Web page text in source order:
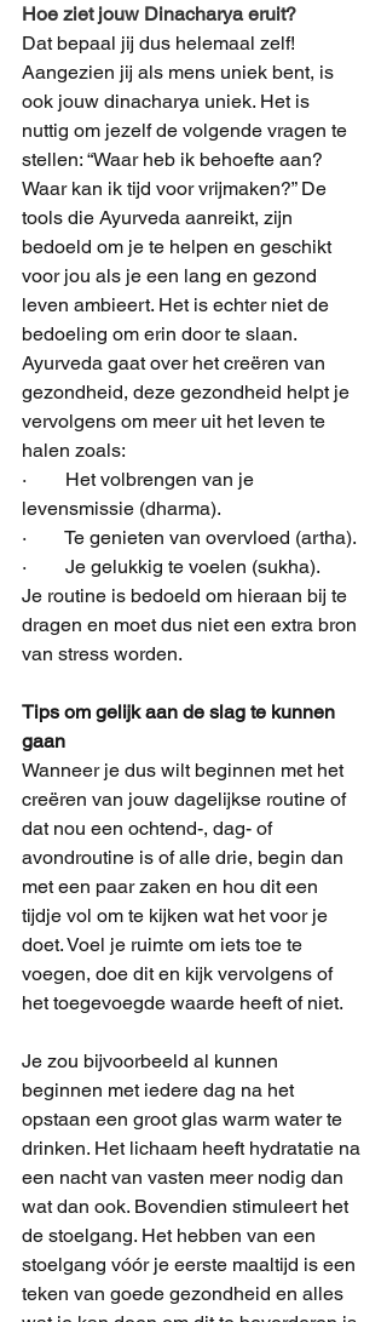
Hoe ziet jouw Dinacharya eruit?
Dat bepaal jij dus helemaal zelf!
Aangezien jij als mens uniek bent, is
ook jouw dinacharya uniek. Het is
nuttig om jezelf de volgende vragen te
stellen: “Waar heb ik behoefte aan?
Waar kan ik tijd voor vrijmaken?” De
tools die Ayurveda aanreikt, zijn
bedoeld om je te helpen en geschikt
voor jou als je een lang en gezond
leven ambieert. Het is echter niet de
bedoeling om erin door te slaan.
Ayurveda gaat over het creëren van
gezondheid, deze gezondheid helpt je
vervolgens om meer uit het leven te
halen zoals:
·        Het volbrengen van je
levensmissie (dharma).
·        Te genieten van overvloed (artha).
·        Je gelukkig te voelen (sukha).
Je routine is bedoeld om hieraan bij te
dragen en moet dus niet een extra bron
van stress worden.
Tips om gelijk aan de slag te kunnen
gaan
Wanneer je dus wilt beginnen met het
creëren van jouw dagelijkse routine of
dat nou een ochtend-, dag- of
avondroutine is of alle drie, begin dan
met een paar zaken en hou dit een
tijdje vol om te kijken wat het voor je
doet. Voel je ruimte om iets toe te
voegen, doe dit en kijk vervolgens of
het toegevoegde waarde heeft of niet.
Je zou bijvoorbeeld al kunnen
beginnen met iedere dag na het
opstaan een groot glas warm water te
drinken. Het lichaam heeft hydratatie na
een nacht van vasten meer nodig dan
wat dan ook. Bovendien stimuleert het
de stoelgang. Het hebben van een
stoelgang vóór je eerste maaltijd is een
teken van goede gezondheid en alles